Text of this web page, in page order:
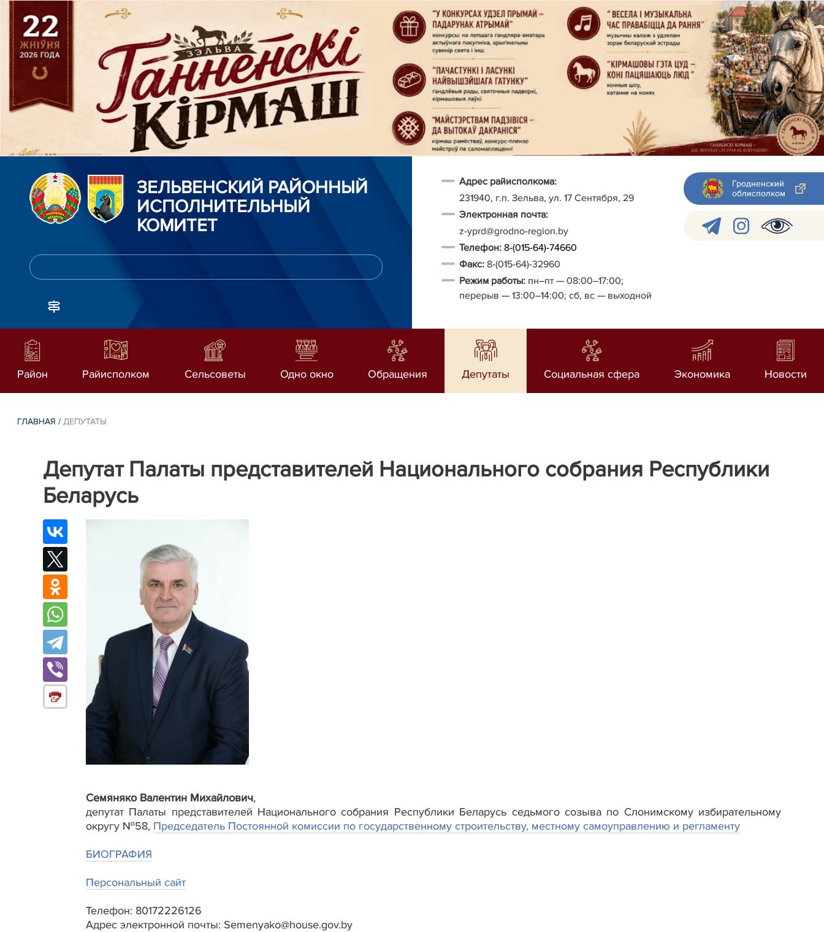
ЗЕЛЬВЕНСКИЙ РАЙОННЫЙ
ИСПОЛНИТЕЛЬНЫЙ
КОМИТЕТ
Адрес райисполкома:
231940, г.п. Зельва, ул. 17 Сентября, 29
Электронная почта:
z-yprd@grodno-region.by
Телефон: 8-(015-64)-74660
Факс: 8-(015-64)-32960
Режим работы: пн–пт — 08:00–17:00;
перерыв — 13:00–14:00; сб, вс — выходной
Гродненский
облисполком
Район Райисполком Сельсоветы Одно окно Обращения Депутаты Социальная сфера Экономика Новости
ГЛАВНАЯ /ДЕПУТАТЫ
Депутат Палаты представителей Национального собрания Республики
Беларусь
Семяняко Валентин Михайлович,
депутат Палаты представителей Национального собрания Республики Беларусь седьмого созыва по Слонимскому избирательному
округу №58, Председатель Постоянной комиссии по государственному строительству, местному самоуправлению и регламенту
БИОГРАФИЯ
Персональный сайт
Телефон: 80172226126
Адрес электронной почты: Semenyako@house.gov.by